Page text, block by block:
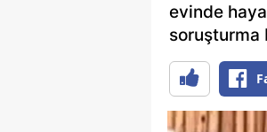
evinde
soruşturma